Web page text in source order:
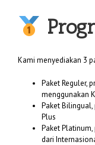
Kami menyediakan 3
Paket Reguler,
menggunakan
Paket
Plus
Paket
dari